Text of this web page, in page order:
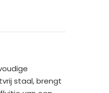
staal, brengt